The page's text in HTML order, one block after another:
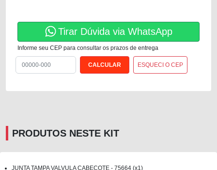
Tirar Dúvida via WhatsApp
Informe seu CEP para consultar os prazos de entrega
ESQUECI O CEP
PRODUTOS NESTE KIT
JUNTA TAMPA VALVULA CABECOTE - 75664 (x1)